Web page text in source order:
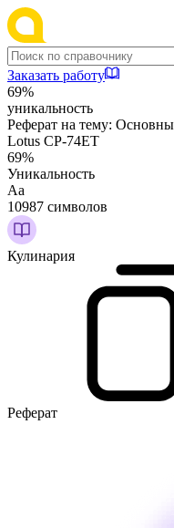
Заказать работу
69%
уникальность
Реферат на тему:
Lotus CP-74ET
69%
Уникальность
Аа
10987 символов
Кулинария
Реферат